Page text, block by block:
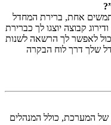
אחת, ברירת המחדל
קבוצה יוצגו לך כברירת
לאפשר לך הרשאה לשנות
שלך דרך לוח הבקרה
המערכת, כולל המנהלים